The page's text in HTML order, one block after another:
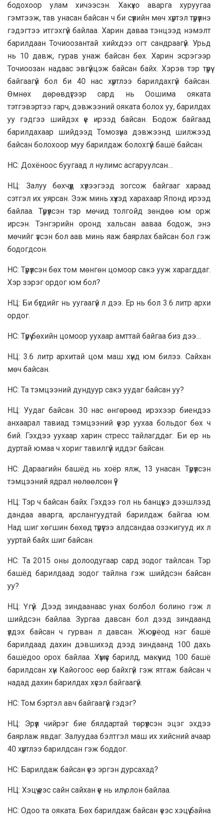
бодохоор улам хичээсэн. Хакүхо аварга хуруугаа
гэмтээж, тав унасан байсан ч би сүүлийн мөч хүртэл түрүүлнэ
гэдэгтээ итгэхгүй байлаа. Харин даваа тэнцээд нэмэлт
барилдаан Точиоозантай хийхдээ огт сандраагүй. Урьд
нь 10 давж, гурав унаж байсан бөх. Харин эсрэгээр
Точиоозан надаас эвгүйцэж байсан байх. Хэрэв тэр түрүү
байгаагүй бол би 40 нас хүртлээ барилдахгүй байсан.
Өмнөх дөрөвдүгээр сард нь Оошима ояката
тэтгэвэртээ гарч, дэвжээний ояката болох уу, барилдах
уу гэдгээ шийдэх үе ирээд байсан. Бодож байгаад
барилдахаар шийдээд Томозүна дэвжээнд шилжээд
байсан болохоор муу барилдаж болохгүй башё байсан.
НС: Дохёноос буугаад л нулимс асгаруулсан…
НЦ: Залуу бөхчүүд хүлээгээд зогсож байгааг хараад
сэтгэл их уярсан. Ээж минь хүүхэд харахаар Японд ирээд
байлаа. Түрүүлсэн тэр мөчид толгойд зөндөө юм орж
ирсэн. Тэнгэрийн оронд хальсан ааваа бодож, энэ
мөчийг үзсэн бол аав минь яаж баярлах байсан бол гэж
бодогдсон.
НС: Түрүүлсэн бөх том мөнгөн цомоор сакэ ууж харагддаг.
Хэр зэрэг ордог юм бол?
НЦ: Би бүгдийг нь уугаагүй л дээ. Ер нь бол 3.6 литр архи
ордог.
НС: Түрүү бөхийн цомоор уухаар амттай байгаа биз дээ…
НЦ: 3.6 литр архитай цом маш хүнд юм билээ. Сайхан
мөч байсан.
НС: Та тэмцээний дундуур сакэ уудаг байсан уу?
НЦ: Уудаг байсан. 30 нас өнгөрөөд ирэхээр биендээ
анхаарал тавиад тэмцээний үеэр уухаа больдог бөх ч
бий. Гэхдээ уухаар харин стресс тайлагддаг. Би ер нь
дуртай юмаа ч хориг тавилгүй иддэг байсан.
НС: Дараагийн башёд нь хоёр ялж, 13 унасан. Түрүүлсэн
тэмцээний ядрал нөлөөлсөн үү?
НЦ: Тэр ч байсан байх. Гэхдээ гол нь банцүкэ дээшлээд
дандаа аварга, арслангуудтай барилдаж байгаа юм.
Над шиг хөгшин бөхөд түрүүгээ алдсандаа озэкигууд их л
ууртай байх шиг байсан.
НС: Та 2015 оны долоодугаар сард зодог тайлсан. Тэр
башёд барилдаад зодог тайлна гэж шийдсэн байсан
уу?
НЦ: Үгүй. Дээд зиндаанаас унах болбол болино гэж л
шийдсэн байлаа. Зургаа давсан бол дээд зиндаанд
үлдэх байсан ч гурван л давсан. Жюүрёод нэг башё
барилдаад дахин дэвшихэд дээд зиндаанд 100 дахь
башёдоо орох байлаа. Хүмүүс барилд, макүүчид 100 башё
барилдсан хүн Кайогоос өөр байхгүй гэж ятгаж байсан ч
надад дахин барилдах хүсэл байгаагүй.
НС: Том бэртэл авч байгаагүй гэдэг?
НЦ: Эрүүл чийрэг бие бялдартай төрүүлсэн эцэг эхдээ
баярлаж явдаг. Залуудаа бэлтгэл маш их хийсний ачаар
40 хүртлээ барилдсан гэж боддог.
НС: Барилдаж байсан үеэ эргэн дурсахад?
НЦ: Хэцүү үеэс сайн сайхан үе нь илүү олон байлаа.
НС: Одоо та ояката. Бөх барилдаж байсан үеэс хэцүү байна